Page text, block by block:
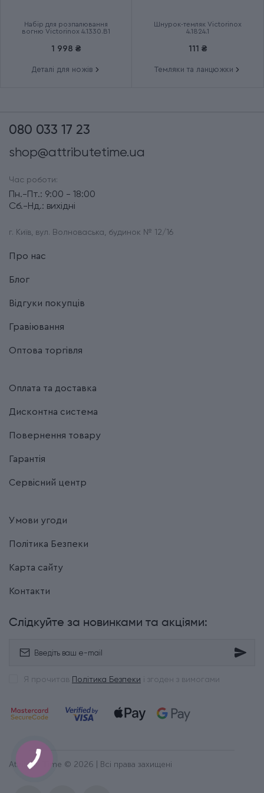
Набір для розпалювання
вогню Victorinox 4.1330.B1
1 998 ₴
Деталі для ножів
Шнурок-темляк Victorinox
4.1824.1
111 ₴
Темляки та ланцюжки
080 033 17 23
shop@attributetime.ua
Час роботи:
Пн.-Пт.: 9:00 - 18:00
Сб.-Нд.: вихідні
г. Київ, вул. Волноваська, будинок № 12/16
Про нас
Блог
Відгуки покупців
Гравіювання
Оптова торгівля
Оплата та доставка
Дисконтна система
Повернення товару
Гарантія
Сервісний центр
Умови угоди
Політика Безпеки
Карта сайту
Контакти
Слідкуйте за новинками та акціями:
Я прочитав Політика Безпеки і згоден з вимогами
Attribute Time © 2026 | Всі права захищені